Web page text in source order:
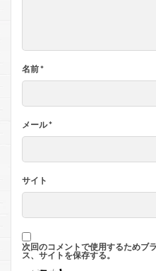
名前*
メール*
サイト
次回のコメントで使用するためブ
ス、サイトを保存する。